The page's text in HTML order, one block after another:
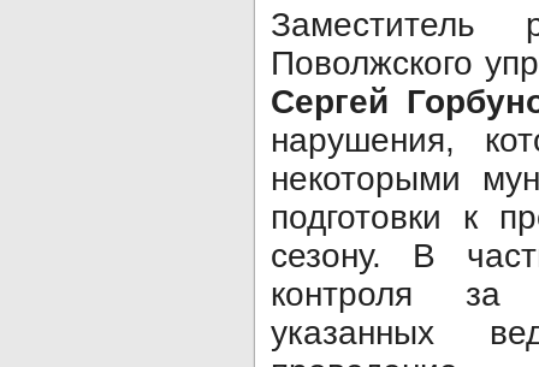
Заместитель
Поволжского
Сергей
нарушения,
некоторыми
подготовки к
сезону. В
контроля за
указанных